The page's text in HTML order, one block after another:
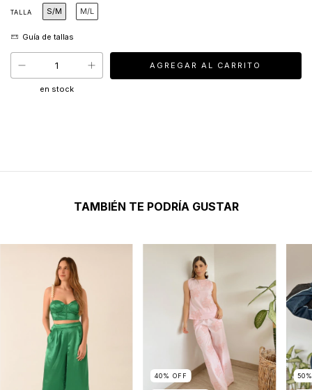
TALLA S/M M/L
en stock
TAMBIÉN TE PODRÍA GUSTAR
40% OFF 50